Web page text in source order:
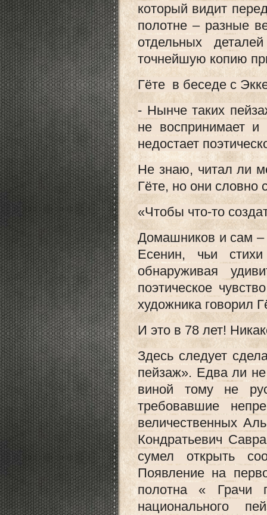
который видит
полотне – разные
отдельных
точнейшую копию
Гёте в беседе с
- Нынче таких
не воспринимает
недостает
Не знаю, читал ли
Гёте, но они словно
«Чтобы что-то
Домашников и сам
Есенин, чьи
обнаруживая
поэтическое
художника говорил
И это в 78 лет!
Здесь следует
пейзаж». Едва ли
виной тому не
требовавшие
величественных
Кондратьевич
сумел открыть
Появление на
полотна « Грачи
национального